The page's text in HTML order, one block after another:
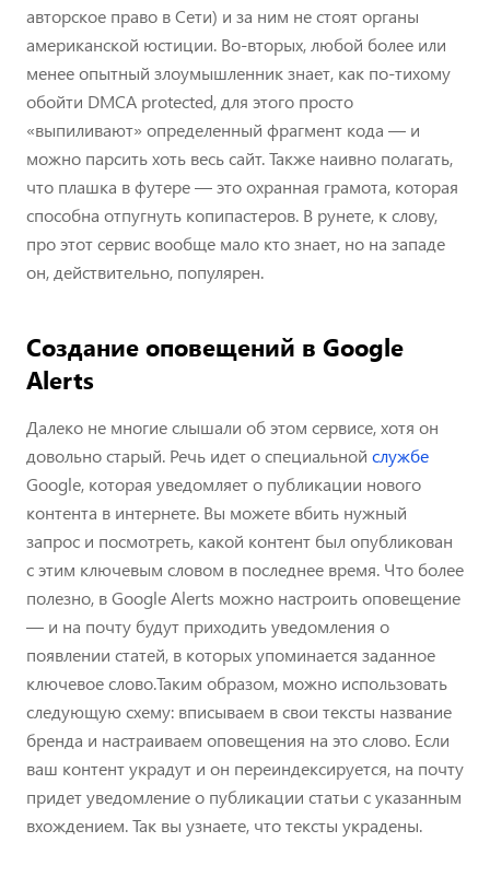
авторское право в Сети) и за ним не стоят органы
американской юстиции. Во-вторых, любой более или
менее опытный злоумышленник знает, как по-тихому
обойти DMCA protected, для этого просто
«выпиливают» определенный фрагмент кода — и
можно парсить хоть весь сайт. Также наивно полагать,
что плашка в футере — это охранная грамота, которая
способна отпугнуть копипастеров. В рунете, к слову,
про этот сервис вообще мало кто знает, но на западе
он, действительно, популярен.
Создание оповещений в Google
Alerts
Далеко не многие слышали об этом сервисе, хотя он
довольно старый. Речь идет о специальной службе
Google, которая уведомляет о публикации нового
контента в интернете. Вы можете вбить нужный
запрос и посмотреть, какой контент был опубликован
с этим ключевым словом в последнее время. Что более
полезно, в Google Alerts можно настроить оповещение
— и на почту будут приходить уведомления о
появлении статей, в которых упоминается заданное
ключевое слово.Таким образом, можно использовать
следующую схему: вписываем в свои тексты название
бренда и настраиваем оповещения на это слово. Если
ваш контент украдут и он переиндексируется, на почту
придет уведомление о публикации статьи с указанным
вхождением. Так вы узнаете, что тексты украдены.